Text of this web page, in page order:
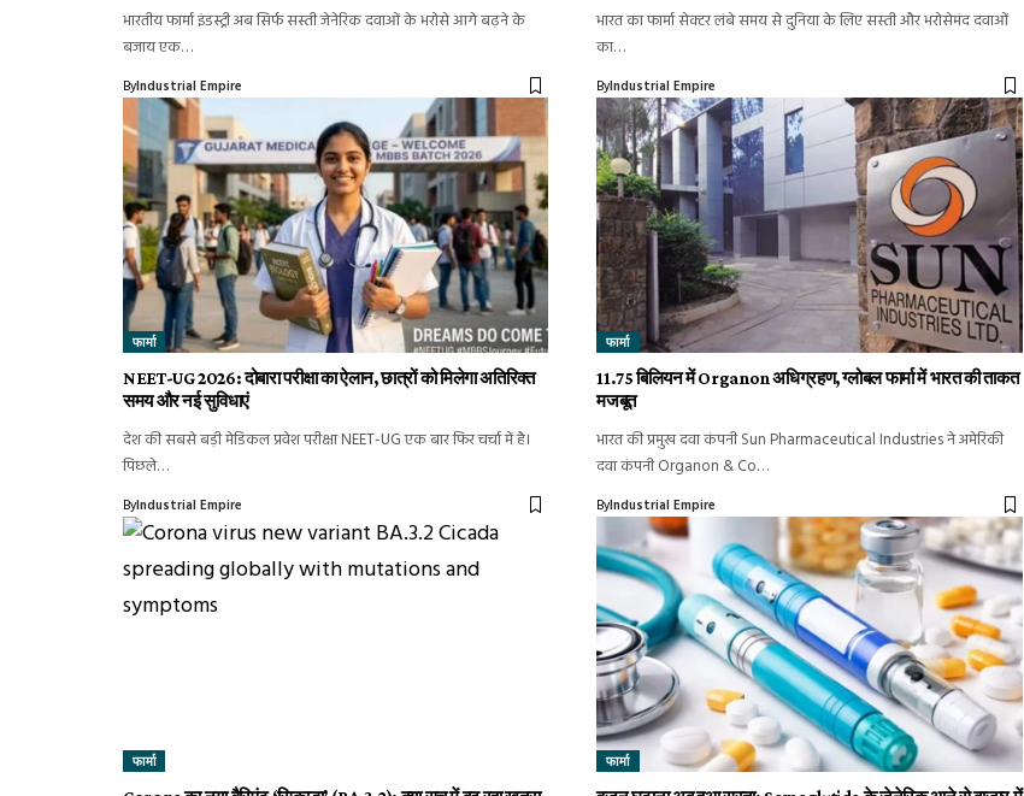
भारतीय फार्मा इंडस्ट्री अब सिर्फ सस्ती जेनेरिक दवाओं के भरोसे आगे बढ़ने के
बजाय एक…
ByIndustrial Empire
भारत का फार्मा सेक्टर लंबे समय से दुनिया के लिए सस्ती और भरोसेमंद दवाओं
का…
ByIndustrial Empire
फार्मा
NEET-UG 2026: दोबारा परीक्षा का ऐलान, छात्रों को मिलेगा अतिरिक्त
समय और नई सुविधाएं
देश की सबसे बड़ी मेडिकल प्रवेश परीक्षा NEET-UG एक बार फिर चर्चा में है।
पिछले…
ByIndustrial Empire
फार्मा
11.75 बिलियन में Organon अधिग्रहण, ग्लोबल फार्मा में भारत की ताकत
मजबूत
भारत की प्रमुख दवा कंपनी Sun Pharmaceutical Industries ने अमेरिकी
दवा कंपनी Organon & Co…
ByIndustrial Empire
फार्मा फार्मा